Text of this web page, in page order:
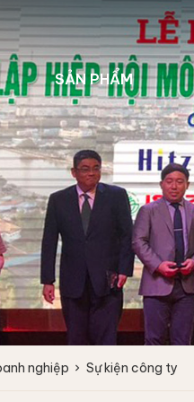
mệnh
doanh
chúng tôi
SẢN PHẨM
bình
MÁY GIẶT Y TẾ 2
(MÁY GIẶT BỆNH
Máy giặt y tế 2 cửa
Máy giặt y tế 2 cửa
nghiệp Sự kiện công ty